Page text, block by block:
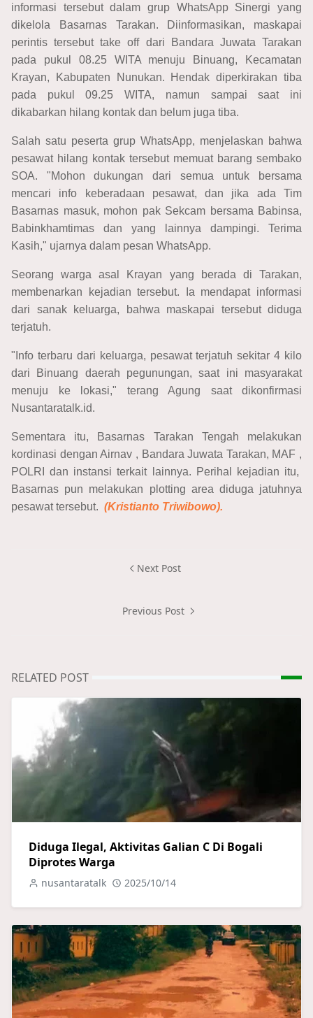
informasi tersebut dalam grup WhatsApp Sinergi yang
dikelola Basarnas Tarakan. Diinformasikan, maskapai
perintis tersebut take off dari Bandara Juwata Tarakan
pada pukul 08.25 WITA menuju Binuang, Kecamatan
Krayan, Kabupaten Nunukan. Hendak diperkirakan tiba
pada pukul 09.25 WITA, namun sampai saat ini
dikabarkan hilang kontak dan belum juga tiba.
Salah satu peserta grup WhatsApp, menjelaskan bahwa
pesawat hilang kontak tersebut memuat barang sembako
SOA. "Mohon dukungan dari semua untuk bersama
mencari info keberadaan pesawat, dan jika ada Tim
Basarnas masuk, mohon pak Sekcam bersama Babinsa,
Babinkhamtimas dan yang lainnya dampingi. Terima
Kasih," ujarnya dalam pesan WhatsApp.
Seorang warga asal Krayan yang berada di Tarakan,
membenarkan kejadian tersebut. Ia mendapat informasi
dari sanak keluarga, bahwa maskapai tersebut diduga
terjatuh.
"Info terbaru dari keluarga, pesawat terjatuh sekitar 4 kilo
dari Binuang daerah pegunungan, saat ini masyarakat
menuju ke lokasi," terang Agung saat dikonfirmasi
Nusantaratalk.id.
Sementara itu, Basarnas Tarakan Tengah melakukan
kordinasi dengan Airnav , Bandara Juwata Tarakan, MAF ,
POLRI dan instansi terkait lainnya. Perihal kejadian itu,
Basarnas pun melakukan plotting area diduga jatuhnya
pesawat tersebut. (Kristianto Triwibowo).
Next Post
Previous Post
RELATED POST
Diduga Ilegal, Aktivitas Galian C Di Bogali
Diprotes Warga
nusantaratalk 2025/10/14